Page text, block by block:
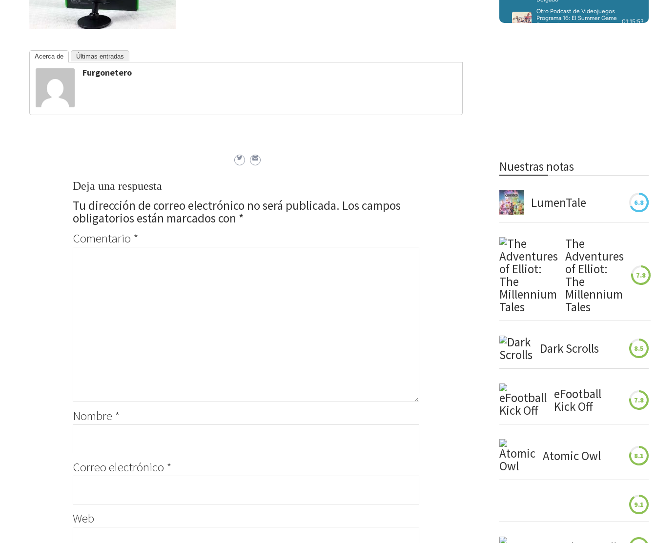
Acerca de Últimas entradas
Furgonetero
Deja una respuesta
Tu dirección de correo electrónico no será publicada. Los campos
obligatorios están marcados con *
Comentario *
Nombre *
Correo electrónico *
Web
Nuestras notas
LumenTale 6.8
The
Adventures
of Elliot:
The
Millennium
Tales
7.8
Dark Scrolls 8.5
eFootball
Kick Off
7.8
Atomic Owl 8.1
9.1